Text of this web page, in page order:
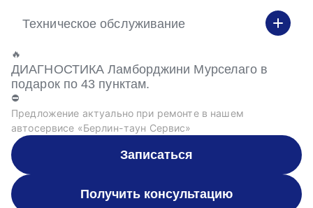
Техническое обслуживание
🔥
ДИАГНОСТИКА Ламборджини Мурселаго в
подарок по 43 пунктам.
⛔
Предложение актуально при ремонте в нашем
автосервисе «Берлин-таун Сервис»
Записаться
Получить консультацию